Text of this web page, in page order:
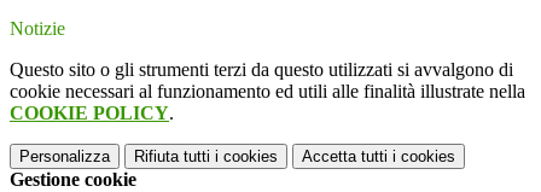
Notizie
Questo sito o gli strumenti terzi da questo utilizzati si avvalgono di
cookie necessari al funzionamento ed utili alle finalità illustrate nella
COOKIE POLICY.
Personalizza Rifiuta tutti i cookies Accetta tutti i cookies
Gestione cookie